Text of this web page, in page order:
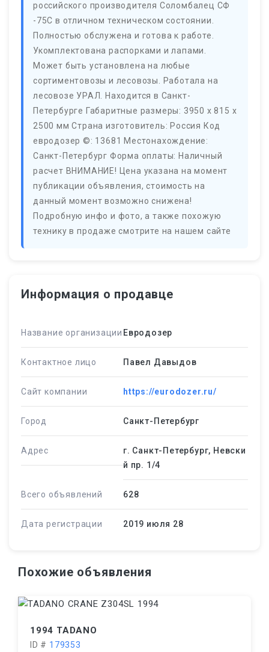
российского производителя Соломбалец СФ
-75С в отличном техническом состоянии.
Полностью обслужена и готова к работе.
Укомплектована распорками и лапами.
Может быть установлена на любые
сортиментовозы и лесовозы. Работала на
лесовозе УРАЛ. Находится в Санкт-
Петербурге Габаритные размеры: 3950 х 815 х
2500 мм Страна изготовитель: Россия Код
евродозер ©: 13681 Местонахождение:
Санкт-Петербург Форма оплаты: Наличный
расчет ВНИМАНИЕ! Цена указана на момент
публикации объявления, стоимость на
данный момент возможно снижена!
Подробную инфо и фото, а также похожую
технику в продаже смотрите на нашем сайте
Информация о продавце
Название организации Евродозер
Контактное лицо Павел Давыдов
Сайт компании https://eurodozer.ru/
Город Санкт-Петербург
Адрес
г. Санкт-Петербург, Невски
й пр. 1/4
Всего объявлений 628
Дата регистрации 2019 июля 28
Похожие объявления
1994 TADANO
ID # 179353